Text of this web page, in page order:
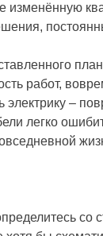
изменённую
работ,
электрику –
легко
со